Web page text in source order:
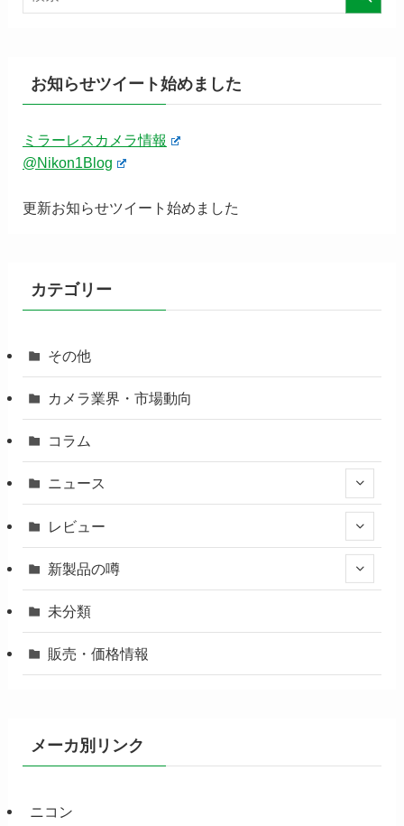
お知らせツイート始めました
ミラーレスカメラ情報
@Nikon1Blog
更新お知らせツイート始めました
カテゴリー
その他
カメラ業界・市場動向
コラム
ニュース
レビュー
新製品の噂
未分類
販売・価格情報
メーカ別リンク
ニコン